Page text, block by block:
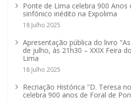
Ponte de Lima celebra 900
sinfónico inédito na Expolima
18 Julho 2025
Apresentação pública do livro
de julho, às 21h30 – XXIX Feira
Lima
18 Julho 2025
Recriação Histórica "D. Teresa
celebra 900 anos de Foral de